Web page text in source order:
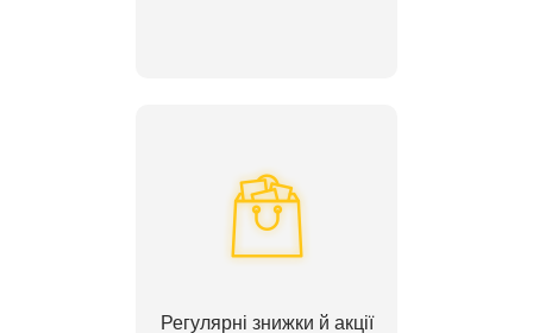
Регулярні знижки й акції